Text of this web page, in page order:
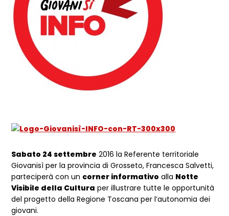
Sabato 24 settembre 2016 la Referente territoriale
Giovanisì per la provincia di Grosseto, Francesca Salvetti,
parteciperà con un corner informativo alla Notte
Visibile della Cultura per illustrare tutte le opportunità
del progetto della Regione Toscana per l’autonomia dei
giovani.